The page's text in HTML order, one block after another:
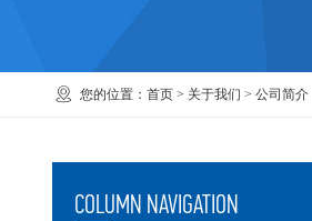
您的位置： 首页 > 关于我们 > 公司简介
COLUMN NAVIGATION